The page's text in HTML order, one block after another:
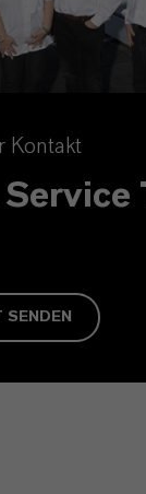
Kontakt
SENDEN